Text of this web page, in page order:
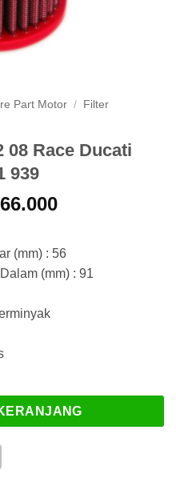
Part Motor / Filter
08 Race Ducati
939
Harga
adalah:
Rp
(mm) : 56
(mm) : 91
Race Ducati Hypermotard